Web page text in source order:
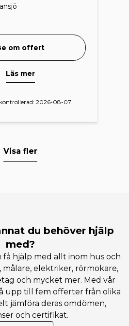
om offert
Läs mer
2026-08-07
Visa fler
du behöver hjälp
med?
hjälp med allt inom hus och
målare, elektriker, rörmokare,
och mycket mer. Med vår
upp till fem offerter från olika
jämföra deras omdömen,
och certifikat.